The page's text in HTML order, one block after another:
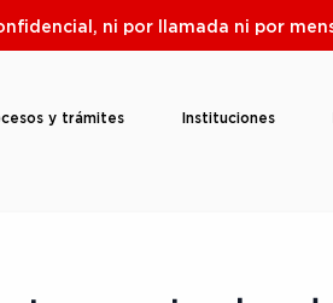
ni por llamada ni por
y trámites Instituciones